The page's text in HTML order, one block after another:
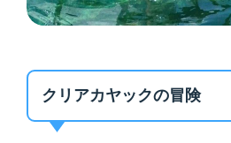
クリアカヤックの冒険